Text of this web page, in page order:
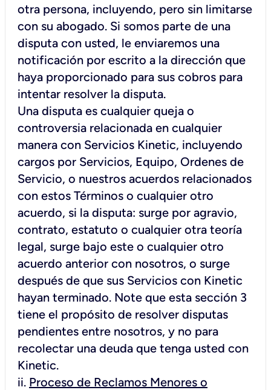
otra persona, incluyendo, pero sin limitarse
con su abogado. Si somos parte de una
disputa con usted, le enviaremos una
notificación por escrito a la dirección que
haya proporcionado para sus cobros para
intentar resolver la disputa.
Una disputa es cualquier queja o
controversia relacionada en cualquier
manera con Servicios Kinetic, incluyendo
cargos por Servicios, Equipo, Ordenes de
Servicio, o nuestros acuerdos relacionados
con estos Términos o cualquier otro
acuerdo, si la disputa: surge por agravio,
contrato, estatuto o cualquier otra teoría
legal, surge bajo este o cualquier otro
acuerdo anterior con nosotros, o surge
después de que sus Servicios con Kinetic
hayan terminado. Note que esta sección 3
tiene el propósito de resolver disputas
pendientes entre nosotros, y no para
recolectar una deuda que tenga usted con
Kinetic.
ii. Proceso de Reclamos Menores o